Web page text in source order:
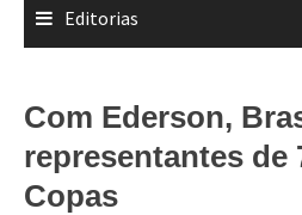
Editorias
Com Ederson,
representantes de
Copas